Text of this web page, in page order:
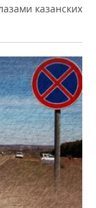
казанских